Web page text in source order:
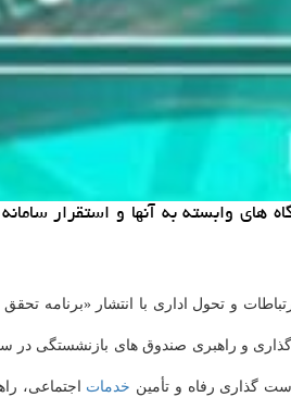
وابسته به آنها و استقرار
و راهبری صندوق های بازنشستگی در
گذاری رفاه و تأمین خدمات اجتماعی،